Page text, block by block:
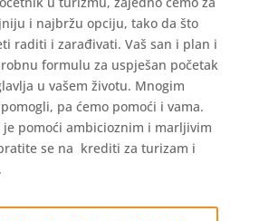
i najbržu opciju, tako da što
raditi i zarađivati. Vaš san i plan i
formulu za uspješan početak
u vašem životu. Mnogim
pa ćemo pomoći i vama.
je pomoći ambicioznim i marljivim
se na krediti za turizam i